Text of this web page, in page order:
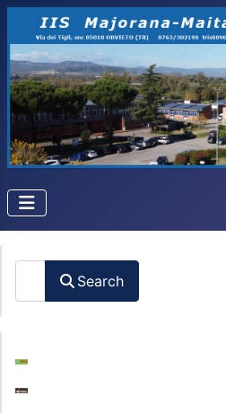
Search
Comunicazioni
Libri di Testo